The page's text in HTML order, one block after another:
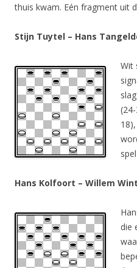
thuis kwam. Eén fragment uit
Stijn Tuytel – Hans
Wit
Hans Kolfoort – Willem
die